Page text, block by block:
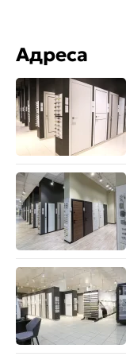
Адреса